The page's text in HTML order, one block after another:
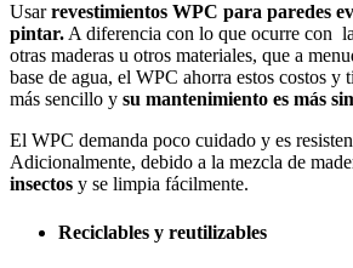
Usarrevestimientos WPC para paredes
pintar.A diferencia con lo que ocurre con
otras maderas u otros materiales, que a
base de agua, el WPC ahorra estos costos y
más sencillo y su mantenimiento es más
El WPC demanda poco cuidado y es
Adicionalmente, debido a la mezcla de
insectos y se limpia fácilmente.
Reciclables y reutilizables